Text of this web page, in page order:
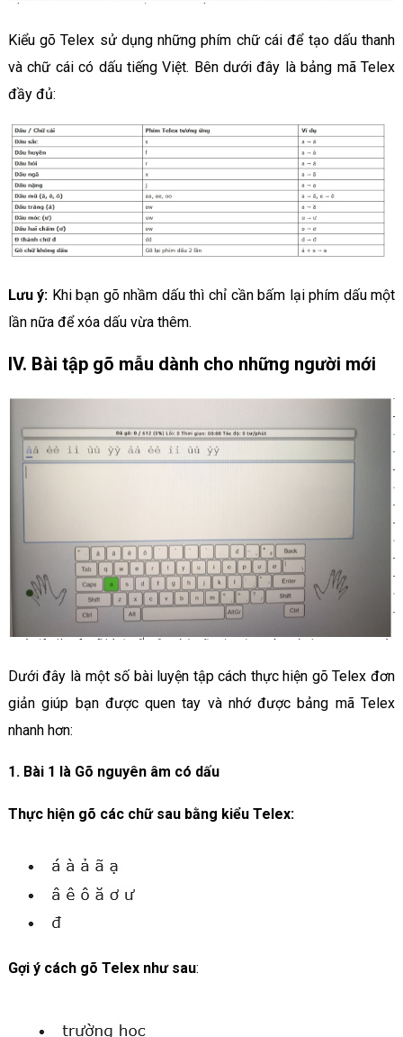
Kiểu gõ Telex sử dụng những phím chữ cái để tạo dấu thanh
và chữ cái có dấu tiếng Việt. Bên dưới đây là bảng mã Telex
đầy đủ:
Lưu ý: Khi bạn gõ nhầm dấu thì chỉ cần bấm lại phím dấu một
lần nữa để xóa dấu vừa thêm.
IV. Bài tập gõ mẫu dành cho những người mới
Dưới đây là một số bài luyện tập cách thực hiện gõ Telex đơn
giản giúp bạn được quen tay và nhớ được bảng mã Telex
nhanh hơn:
1. Bài 1 là Gõ nguyên âm có dấu
Thực hiện gõ các chữ sau bằng kiểu Telex:
Gợi ý cách gõ Telex như sau: